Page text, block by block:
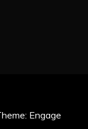
Engage